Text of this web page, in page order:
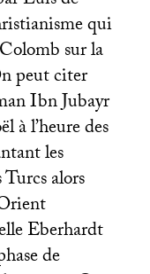
qui
sur la
peut citer
Ibn Jubayr
à l’heure des
les
Turcs alors
Eberhardt
de